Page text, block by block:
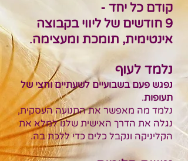
קודם כל יחד -
9 חוד
שים של ליווי בקבוצה
אינטימית, תומכת ומעצימה.
נלמד לעוף
נפגש פעם בשבועיים לשעתיים וחצי של
תעופות.
נלמד מה מאפשר את התנועה העסקית,
נגלה את הדרך האישית שלנו למלא את
הקליניקה ונקבל כלים כדי ללכת בה.